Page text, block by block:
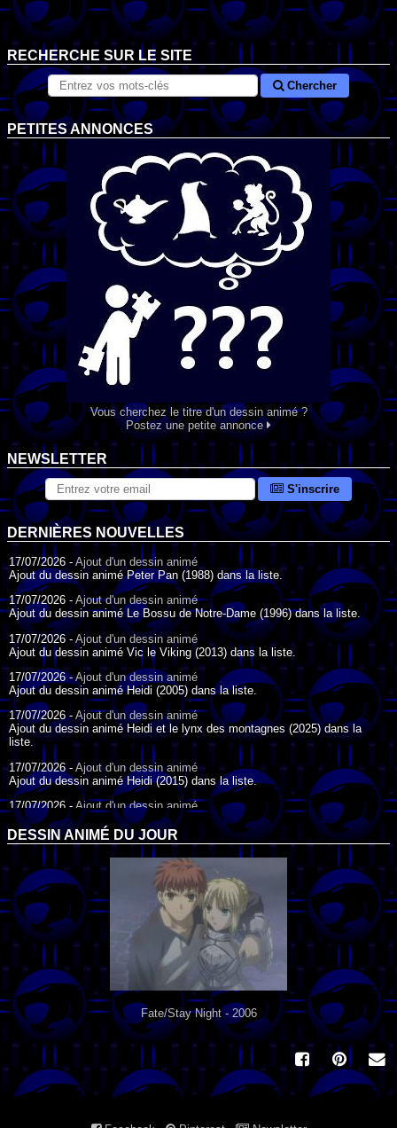
RECHERCHE SUR LE SITE
Chercher
PETITES ANNONCES
Vous cherchez le titre d'un dessin animé ?
Postez une petite annonce
NEWSLETTER
S'inscrire
DERNIÈRES NOUVELLES
17/07/2026 - Ajout d'un dessin animé
Ajout du dessin animé Peter Pan (1988) dans la liste.
17/07/2026 - Ajout d'un dessin animé
Ajout du dessin animé Le Bossu de Notre-Dame (1996) dans la liste.
17/07/2026 -Ajout d'un dessin animé
Ajout du dessin animé Vic le Viking (2013) dans la liste.
17/07/2026 -Ajout d'un dessin animé
Ajout du dessin animé Heidi (2005) dans la liste.
17/07/2026 - Ajout d'un dessin animé
Ajout du dessin animé Heidi et le lynx des montagnes (2025) dans la
liste.
17/07/2026 -Ajout d'un dessin animé
Ajout du dessin animé Heidi (2015) dans la liste.
17/07/2026 - Ajout d'un dessin animé
Ajout du dessin animé Heidi (1995) dans la liste.
09/07/2026 -Ajout d'un dessin animé
Ajout du dessin animé Genki l'Aventurier de la Chance (2006) dans la
liste.
04/07/2026 -
Ajout d'un dessin animé
Ajout du dessin animé Vilain Petit Canard (2000) dans la liste.
04/07/2026 -Ajout d'un dessin animé
Ajout du dessin animé Le Noël du vilain petit canard (2003) dans la liste.
DESSIN ANIMÉ DU JOUR
Fate/Stay Night - 2006